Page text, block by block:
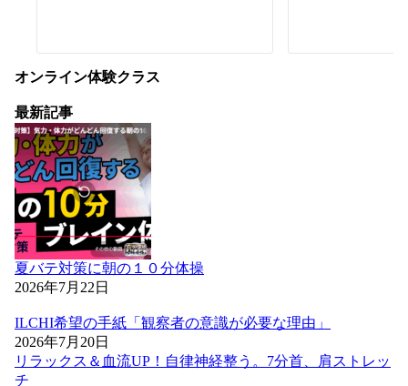
オンライン体験クラス
最新記事
夏バテ対策に朝の１０分体操
2026年7月22日
ILCHI希望の手紙「観察者の意識が必要な理由」
2026年7月20日
リラックス＆血流UP！自律神経整う。7分首、肩ストレッ
チ